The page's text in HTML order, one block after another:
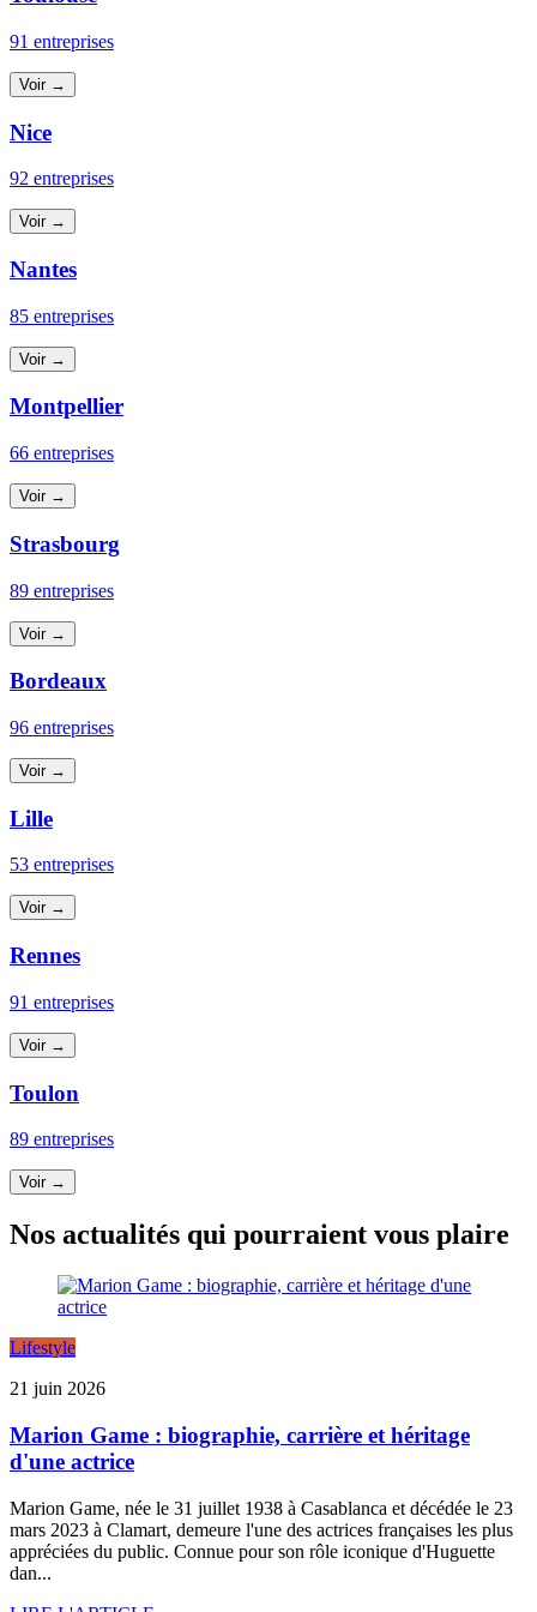
91 entreprises
Voir →
Nice
92 entreprises
Voir →
Nantes
85 entreprises
Voir →
Montpellier
66 entreprises
Voir →
Strasbourg
89 entreprises
Voir →
Bordeaux
96 entreprises
Voir →
Lille
53 entreprises
Voir →
Rennes
91 entreprises
Voir →
Toulon
89 entreprises
Voir →
Nos actualités qui pourraient vous plaire
Lifestyle
21 juin 2026
Marion Game : biographie, carrière et héritage
d'une actrice
Marion Game, née le 31 juillet 1938 à Casablanca et décédée le 23
mars 2023 à Clamart, demeure l'une des actrices françaises les plus
appréciées du public. Connue pour son rôle iconique d'Huguette
dan...